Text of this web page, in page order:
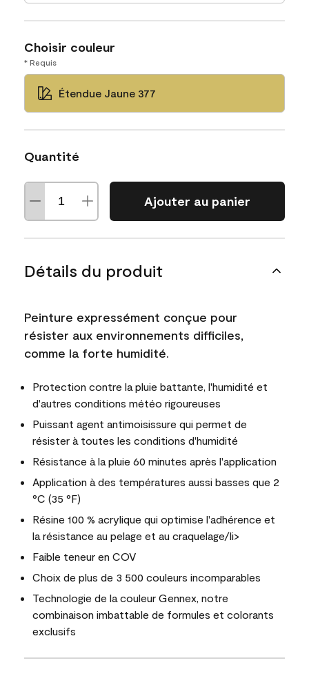
Choisir couleur
* Requis
Étendue Jaune 377
Quantité
Ajouter au panier
Détails du produit
Peinture expressément conçue pour
résister aux environnements difficiles,
comme la forte humidité.
Protection contre la pluie battante, l'humidité et
d'autres conditions météo rigoureuses
Puissant agent antimoisissure qui permet de
résister à toutes les conditions d'humidité
Résistance à la pluie 60 minutes après l'application
Application à des températures aussi basses que 2
°C (35 °F)
Résine 100 % acrylique qui optimise l'adhérence et
la résistance au pelage et au craquelage/li>
Faible teneur en COV
Choix de plus de 3 500 couleurs incomparables
Technologie de la couleur Gennex, notre
combinaison imbattable de formules et colorants
exclusifs